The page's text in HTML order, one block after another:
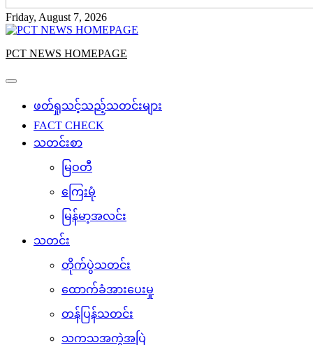
Friday, August 7, 2026
PCT NEWS HOMEPAGE
ဖတ်ရှုသင့်သည့်သတင်းများ
FACT CHECK
သတင်းစာ
မြဝတီ
ကြေးမုံ
မြန်မာ့အလင်း
သတင်း
တိုက်ပွဲသတင်း
ထောက်ခံအားပေးမှု
တန်ပြန်သတင်း
သကသအကွဲအပြဲ